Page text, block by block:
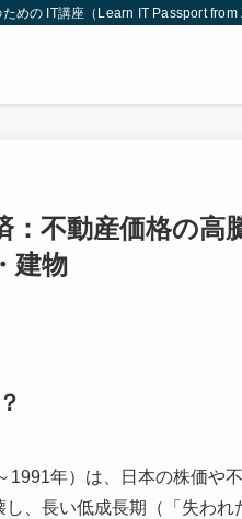
めの IT講座（Learn IT Passport from
：不動産価格の高
建物
1991年）は、日本の株価や
、長い低成長期（「失わ